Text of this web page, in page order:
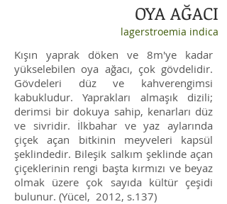
OYA AĞACI
lagerstroemia indica
Kışın yaprak döken ve 8m'ye kadar
yükselebilen oya ağacı, çok gövdelidir.
Gövdeleri düz ve kahverengimsi
kabukludur. Yaprakları almaşık dizili;
derimsi bir dokuya sahip, kenarları düz
ve sivridir. İlkbahar ve yaz aylarında
çiçek açan bitkinin meyveleri kapsül
şeklindedir. Bileşik salkım şeklinde açan
çiçeklerinin rengi başta kırmızı ve beyaz
olmak üzere çok sayıda kültür çeşidi
bulunur. (Yücel, 2012, s.137)